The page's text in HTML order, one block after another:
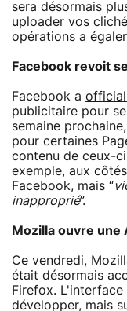
sera désormais
uploader vos
opérations a
Facebook revoit
Facebook a
publicitaire pour
semaine
pour certaines
contenu de ceux-
exemple, aux
Facebook, mais “
inapproprié”.
Mozilla ouvre une
Ce vendredi,
était désormais
Firefox.
développer, mais